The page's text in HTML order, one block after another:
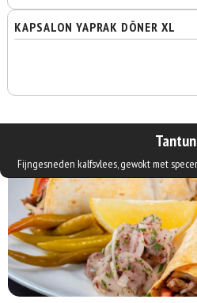
KAPSALON YAPRAK DÖNER XL
Fijngesneden kalfsvlees, gewokt met